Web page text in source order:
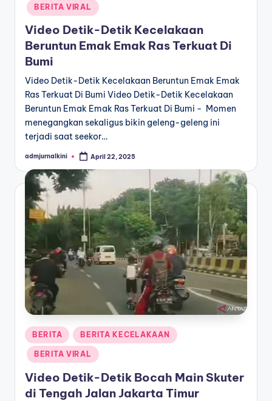
BERITA VIRAL
Video Detik-Detik Kecelakaan
Beruntun Emak Emak Ras Terkuat Di
Bumi
Video Detik-Detik Kecelakaan Beruntun Emak Emak
Ras Terkuat Di Bumi Video Detik-Detik Kecelakaan
Beruntun Emak Emak Ras Terkuat Di Bumi - Momen
menegangkan sekaligus bikin geleng-geleng ini
terjadi saat seekor…
Posted
admjurnalkini April 22, 2025
Posted
in
BERITA BERITA KECELAKAAN
BERITA VIRAL
Video Detik-Detik Bocah Main Skuter
di Tengah Jalan Jakarta Timur